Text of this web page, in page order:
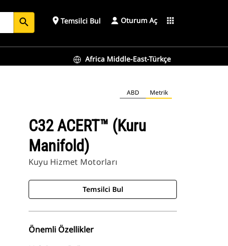
search place Temsilci Bul Oturum Aç apps
Africa Middle-East-Türkçe
ABD Metrik
C32 ACERT™ (Kuru
Manifold)
Kuyu Hizmet Motorları
Temsilci Bul
Önemli Özellikler